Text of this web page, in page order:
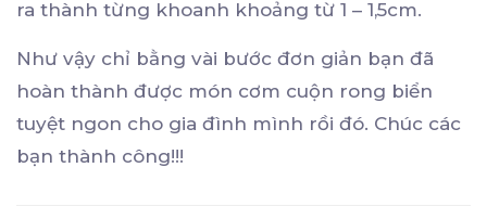
ra thành từng khoanh khoảng từ 1 – 1,5cm.
Như vậy chỉ bằng vài bước đơn giản bạn đã
hoàn thành được món cơm cuộn rong biển
tuyệt ngon cho gia đình mình rồi đó. Chúc các
bạn thành công!!!